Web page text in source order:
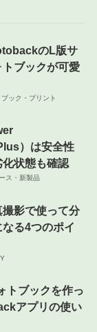
のL版サ
ブックが可愛
ブック・プリント
）は安全性
状態も確認
ス・新製品
影で使って分
る4つのポイ
トブックを作っ
アプリの使い